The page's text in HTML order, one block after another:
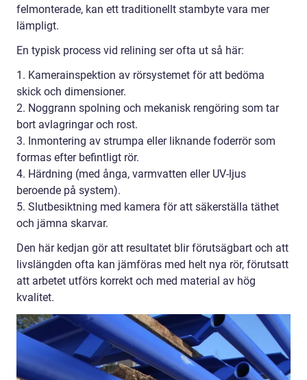
felmonterade, kan ett traditionellt stambyte vara mer
lämpligt.
En typisk process vid relining ser ofta ut så här:
1. Kamerainspektion av rörsystemet för att bedöma
skick och dimensioner.
2. Noggrann spolning och mekanisk rengöring som tar
bort avlagringar och rost.
3. Inmontering av strumpa eller liknande foderrör som
formas efter befintligt rör.
4. Härdning (med ånga, varmvatten eller UV-ljus
beroende på system).
5. Slutbesiktning med kamera för att säkerställa täthet
och jämna skarvar.
Den här kedjan gör att resultatet blir förutsägbart och att
livslängden ofta kan jämföras med helt nya rör, förutsatt
att arbetet utförs korrekt och med material av hög
kvalitet.